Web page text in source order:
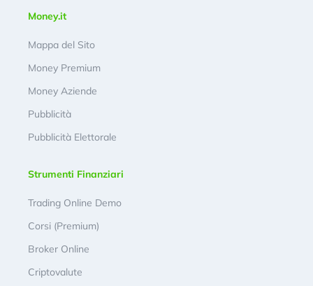
Money.it
Mappa del Sito
Money Premium
Money Aziende
Pubblicità
Pubblicità Elettorale
Strumenti Finanziari
Trading Online Demo
Corsi (Premium)
Broker Online
Criptovalute